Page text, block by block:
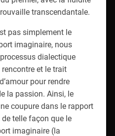
transcendantale.
pas simplement le
imaginaire, nous
dialectique
et le trait
pour rendre
la passion. Ainsi, le
coupure dans le rapport
telle façon que le
imaginaire (la